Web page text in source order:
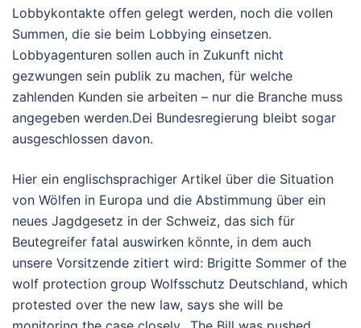
Lobbykontakte offen gelegt werden, noch die vollen
Summen, die sie beim Lobbying einsetzen.
Lobbyagenturen sollen auch in Zukunft nicht
gezwungen sein publik zu machen, für welche
zahlenden Kunden sie arbeiten – nur die Branche muss
angegeben werden.Dei Bundesregierung bleibt sogar
ausgeschlossen davon.
Hier ein englischsprachiger Artikel über die Situation
von Wölfen in Europa und die Abstimmung über ein
neues Jagdgesetz in der Schweiz, das sich für
Beutegreifer fatal auswirken könnte, in dem auch
unsere Vorsitzende zitiert wird: Brigitte Sommer of the
wolf protection group Wolfsschutz Deutschland, which
protested over the new law, says she will be